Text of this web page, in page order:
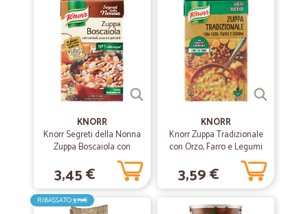
KNORR
Knorr Segreti della Nonna
Zuppa Boscaiola con
cereali, zucca e porcini brik
500 ml.
3,45 €
KNORR
Knorr Zuppa Tradizionale
con Orzo, Farro e Legumi
3,59 €
RIBASSATO3,79€